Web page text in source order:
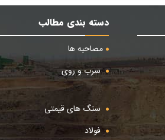
دسته بندی مطالب
مصاحبه ها
سرب و روی
سنگ های قیمتی
فولاد